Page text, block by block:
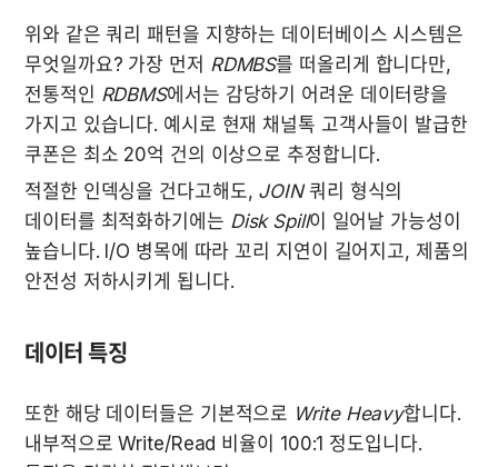
위와 같은 쿼리 패턴을 지향하는 데이터베이스 시스템은
무엇일까요? 가장 먼저 RDMBS를 떠올리게 합니다만,
전통적인 RDBMS에서는 감당하기 어려운 데이터량을
가지고 있습니다. 예시로 현재 채널톡 고객사들이 발급한
쿠폰은 최소 20억 건의 이상으로 추정합니다.
적절한 인덱싱을 건다고해도, JOIN 쿼리 형식의
데이터를 최적화하기에는 Disk Spill이 일어날 가능성이
높습니다. I/O 병목에 따라 꼬리 지연이 길어지고, 제품의
안전성 저하시키게 됩니다.
데이터 특징
또한 해당 데이터들은 기본적으로 Write Heavy합니다.
내부적으로 Write/Read 비율이 100:1 정도입니다.